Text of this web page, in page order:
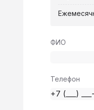
ФИО
Телефон